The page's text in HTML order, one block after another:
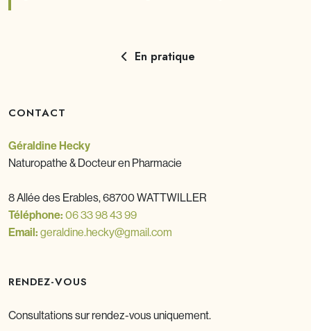
En pratique
CONTACT
Géraldine Hecky
Naturopathe & Docteur en Pharmacie
8 Allée des Erables, 68700 WATTWILLER
Téléphone: 06 33 98 43 99
Email: geraldine.hecky@gmail.com
RENDEZ-VOUS
Consultations sur rendez-vous uniquement.